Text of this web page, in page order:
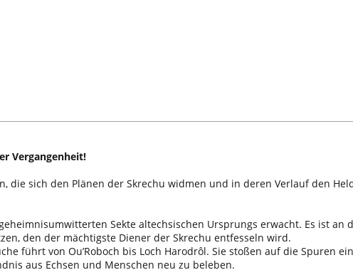
Vergangenheit!
sich den Plänen der Skrechu widmen und in deren Verlauf den
Sekte altechsischen Ursprungs erwacht. Es ist an
den der mächtigste Diener der Skrechu entfesseln wird.
führt von Ou’Roboch bis Loch Harodrôl. Sie stoßen auf die Spuren
aus Echsen und Menschen neu zu beleben.